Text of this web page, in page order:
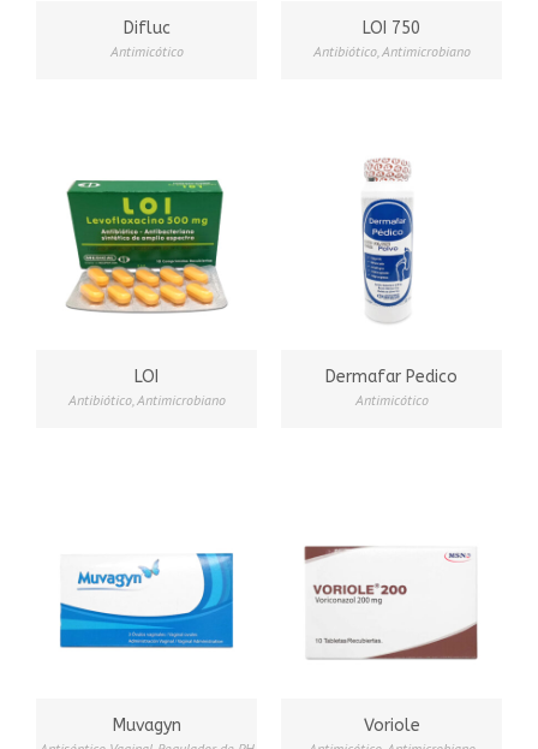
Difluc
Antimicótico
LOI 750
Antibiótico,Antimicrobiano
LOI
Antibiótico,Antimicrobiano
Dermafar Pedico
Antimicótico
Muvagyn Voriole